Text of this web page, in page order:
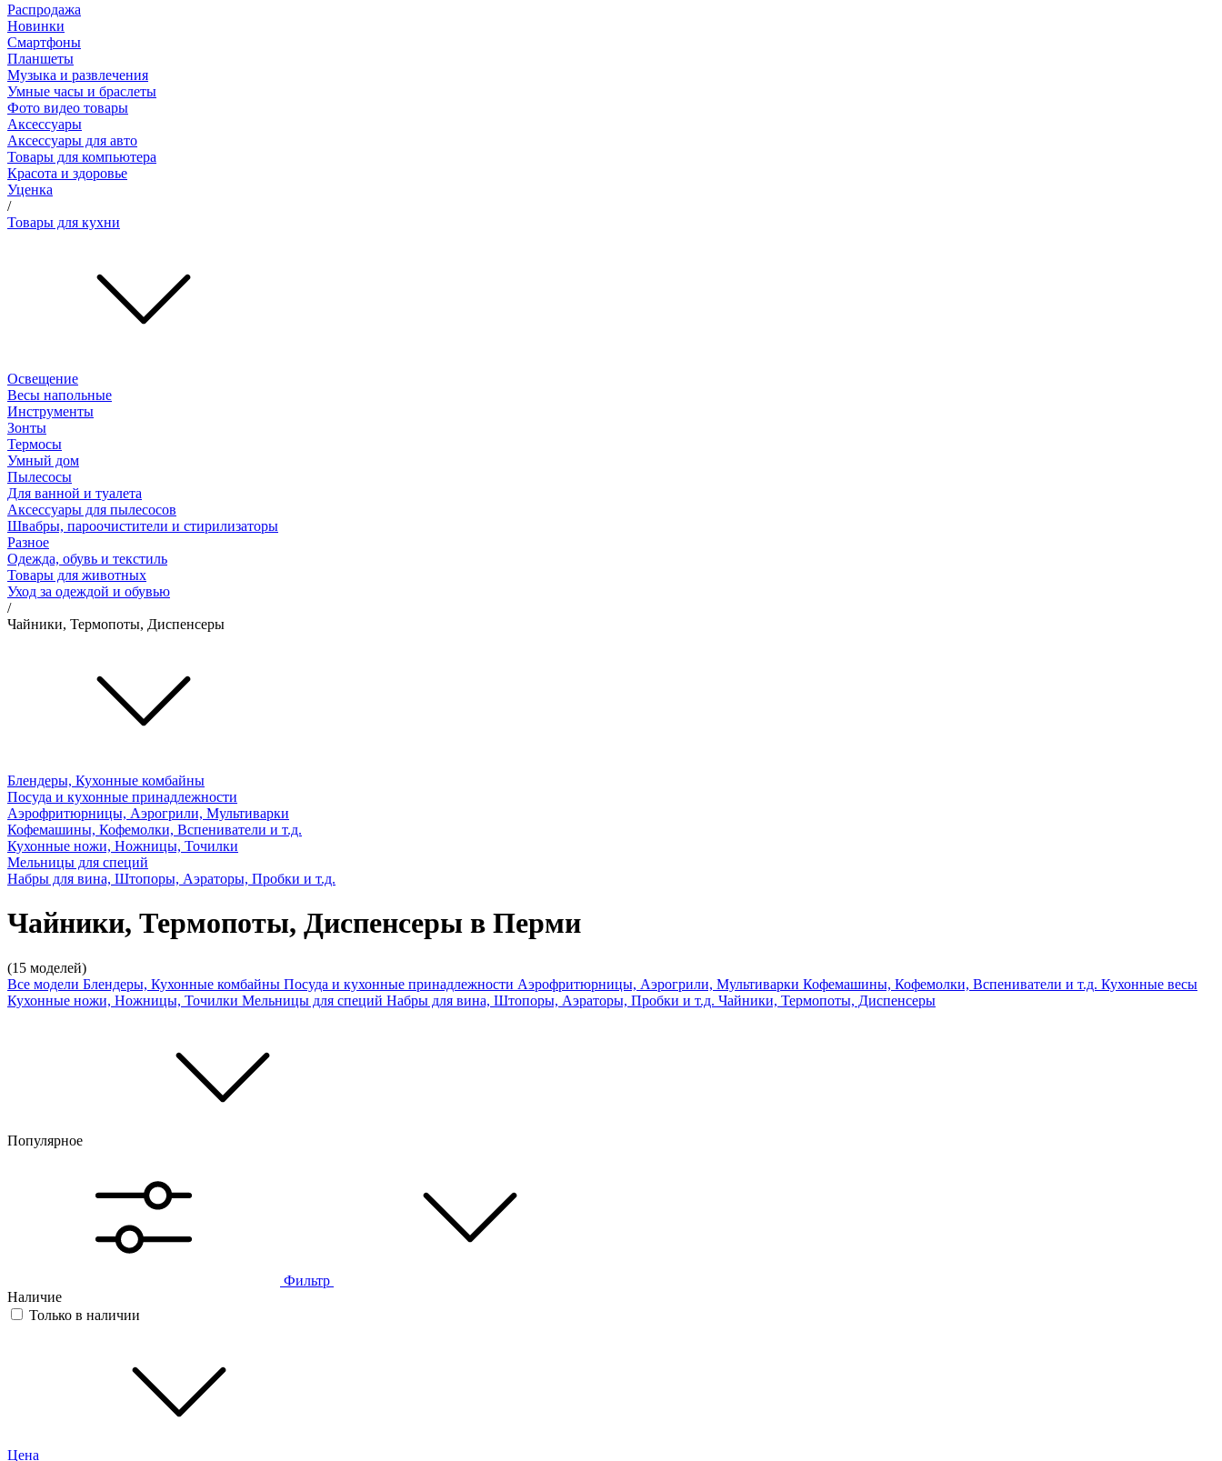
Распродажа
Новинки
Смартфоны
Планшеты
Музыка и развлечения
Умные часы и браслеты
Фото видео товары
Аксессуары
Аксессуары для авто
Товары для компьютера
Красота и здоровье
Уценка
/
Товары для кухни
Освещение
Весы напольные
Инструменты
Зонты
Термосы
Умный дом
Пылесосы
Для ванной и туалета
Аксессуары для пылесосов
Швабры, пароочистители и стирилизаторы
Разное
Одежда, обувь и текстиль
Товары для животных
Уход за одеждой и обувью
/
Чайники, Термопоты, Диспенсеры
Блендеры, Кухонные комбайны
Посуда и кухонные принадлежности
Аэрофритюрницы, Аэрогрили, Мультиварки
Кофемашины, Кофемолки, Вспениватели и т.д.
Кухонные ножи, Ножницы, Точилки
Мельницы для специй
Набры для вина, Штопоры, Аэраторы, Пробки и т.д.
Чайники, Термопоты, Диспенсеры в Перми
(15 моделей)
Все модели Блендеры, Кухонные комбайны Посуда и кухонные принадлежности Аэрофритюрницы, Аэрогрили, Мультиварки Кофемашины, Кофемолки, Вспениватели и т.д. Кухонные весы
Кухонные ножи, Ножницы, Точилки Мельницы для специй Набры для вина, Штопоры, Аэраторы, Пробки и т.д. Чайники, Термопоты, Диспенсеры
Популярное
Фильтр
Наличие
Только в наличии
Цена